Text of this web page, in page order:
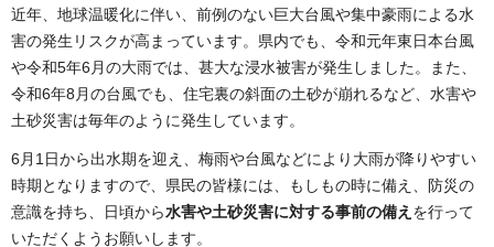
近年、地球温暖化に伴い、前例のない巨大台風や集中豪雨による水
害の発生リスクが高まっています。県内でも、令和元年東日本台風
や令和5年6月の大雨では、甚大な浸水被害が発生しました。また、
令和6年8月の台風でも、住宅裏の斜面の土砂が崩れるなど、水害や
土砂災害は毎年のように発生しています。
6月1日から出水期を迎え、梅雨や台風などにより大雨が降りやすい
時期となりますので、県民の皆様には、もしもの時に備え、防災の
意識を持ち、日頃から水害や土砂災害に対する事前の備え を行って
いただくようお願いします。